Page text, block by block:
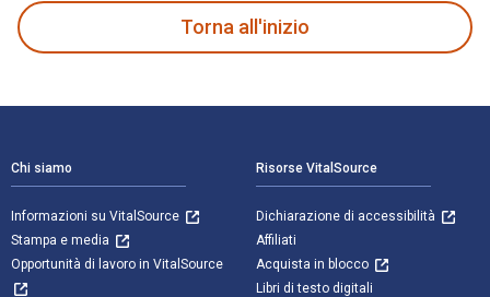
Torna all'inizio
Chi siamo
Informazioni su VitalSource
Stampa e media
Opportunità di lavoro in VitalSource
Risorse VitalSource
Dichiarazione di accessibilità
Affiliati
Acquista in blocco
Libri di testo digitali